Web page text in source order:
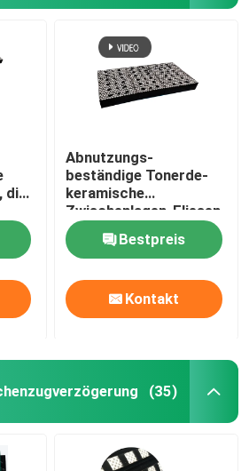
die
Abnutzungs-
beständige Tonerde-
keramische
Zwischenlagen-Fliesen
für Bergbauzement
Bestpreis
Kontakt
(35)